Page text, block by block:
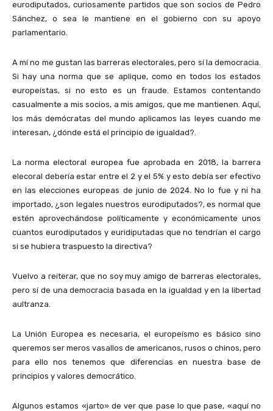
eurodiputados, curiosamente partidos que son socios de Pedro
Sánchez, o sea le mantiene en el gobierno con su apoyo
parlamentario.
A mí no me gustan las barreras electorales, pero sí la democracia.
Si hay una norma que se aplique, como en todos los estados
europeístas, si no esto es un fraude. Estamos contentando
casualmente a mis socios, a mis amigos, que me mantienen. Aquí,
los más demócratas del mundo aplicamos las leyes cuando me
interesan, ¿dónde está el principio de igualdad?.
La norma electoral europea fue aprobada en 2018, la barrera
elecoral debería estar entre el 2 y el 5% y esto debía ser efectivo
en las elecciones europeas de junio de 2024. No lo fue y ni ha
importado, ¿son legales nuestros eurodiputados?, es normal que
estén aprovechándose políticamente y económicamente unos
cuantos eurodiputados y euridiputadas que no tendrían el cargo
si se hubiera traspuesto la directiva?
Vuelvo a reiterar, que no soy muy amigo de barreras electorales,
pero sí de una democracia basada en la igualdad y en la libertad
aultranza.
La Unión Europea es necesaria, el europeísmo es básico sino
queremos ser meros vasallos de americanos, rusos o chinos, pero
para ello nos tenemos que diferencias en nuestra base de
principios y valores democrático.
Algunos estamos «jarto» de ver que pase lo que pase, «aquí no